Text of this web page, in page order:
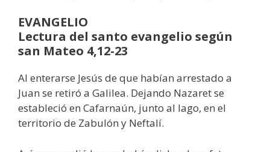
EVANGELIO
Lectura del santo evangelio según
san Mateo 4,12-23
Al enterarse Jesús de que habían arrestado a
Juan se retiró a Galilea. Dejando Nazaret se
estableció en Cafarnaún, junto al lago, en el
territorio de Zabulón y Neftalí.